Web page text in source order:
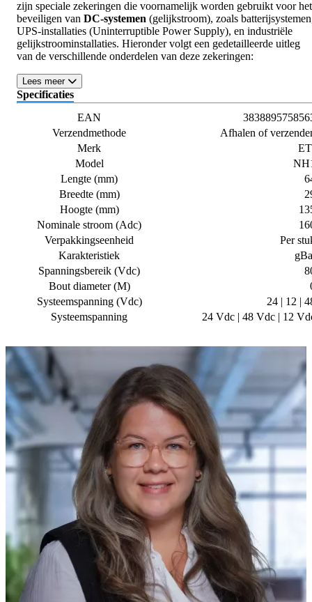
zijn speciale zekeringen die voornamelijk worden gebruikt voor het
beveiligen van DC-systemen (gelijkstroom), zoals
UPS-installaties (Uninterruptible Power Supply), en industriële
gelijkstroominstallaties. Hieronder volgt een gedetailleerde uitleg
van de verschillende onderdelen van deze zekeringen:
Lees meer
Specificaties
EAN
Verzendmethode
Afhalen of
Merk
Model
Lengte (mm)
Breedte (mm)
Hoogte (mm)
Nominale stroom (Adc)
Verpakkingseenheid
Per
Karakteristiek
Spanningsbereik (Vdc)
Bout diameter (M)
Systeemspanning (Vdc)
24 | 12 |
Systeemspanning
24 Vdc | 48 Vdc | 12